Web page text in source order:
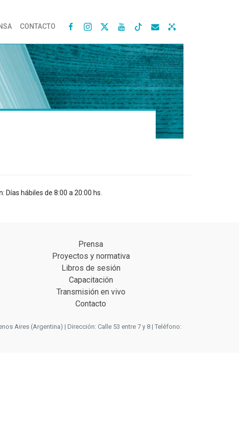
CONTACTO    
Días hábiles de 8:00 a 20:00 hs.
Prensa
Proyectos y normativa
Libros de sesión
Capacitación
Transmisión en vivo
Contacto
Aires (Argentina) | Dirección: Calle 53 entre 7 y 8 | Teléfono: